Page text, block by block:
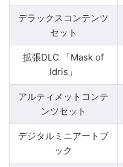
デラックスコンテンツ
セット
拡張DLC 「Mask of
Idris」
アルティメットコンテ
ンツセット
デジタルミニアートブ
ック